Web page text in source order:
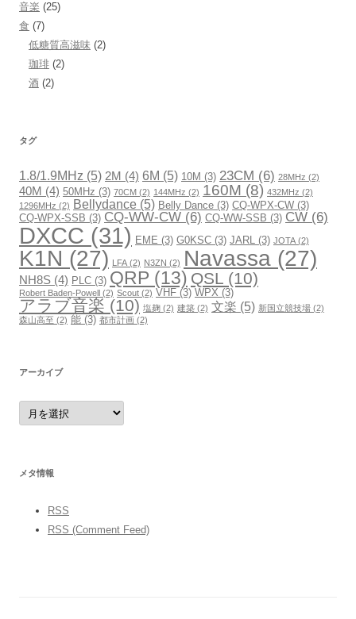
音楽 (25)
食 (7)
低糖質高滋味 (2)
珈琲 (2)
酒 (2)
タグ
1.8/1.9MHz (5) 2M (4) 6M (5) 10M (3) 23CM (6) 28MHz (2)
40M (4) 50MHz (3) 70CM (2) 144MHz (2) 160M (8) 432MHz (2)
1296MHz (2) Bellydance (5) Belly Dance (3) CQ-WPX-CW (3)
CQ-WPX-SSB (3) CQ-WW-CW (6) CQ-WW-SSB (3) CW (6)
DXCC (31) EME (3) G0KSC (3) JARL (3) JOTA (2)
K1N (27) LFA (2) N3ZN (2) Navassa (27)
NH8S (4) PLC (3) QRP (13) QSL (10)
Robert Baden-Powell (2) Scout (2) VHF (3) WPX (3)
アラブ音楽 (10) 塩麹 (2) 建築 (2) 文楽 (5) 新国立競技場 (2)
森山高至 (2) 能 (3) 都市計画 (2)
アーカイブ
ア
ー
カ
メタ情報
RSS
RSS (Comment Feed)